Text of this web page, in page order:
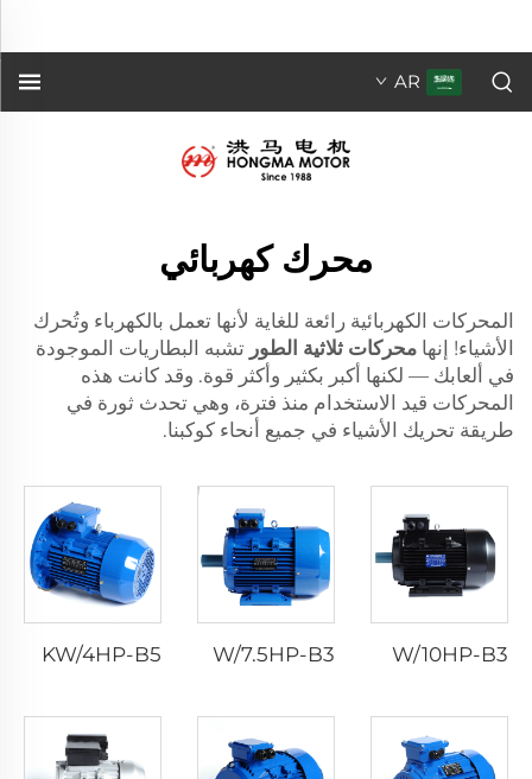
AR
محرك كهربائي
المحركات الكهربائية رائعة للغاية لأنها تعمل بالكهرباء وتُحرك
الأشياء! إنها محركات ثلاثية الطور تشبه البطاريات الموجودة
في ألعابك — لكنها أكبر بكثير وأكثر قوة. وقد كانت هذه
المحركات قيد الاستخدام منذ فترة، وهي تحدث ثورة في
طريقة تحريك الأشياء في جميع أنحاء كوكبنا.
HM3-132S-4P-5.5KW/7.5HP-B3